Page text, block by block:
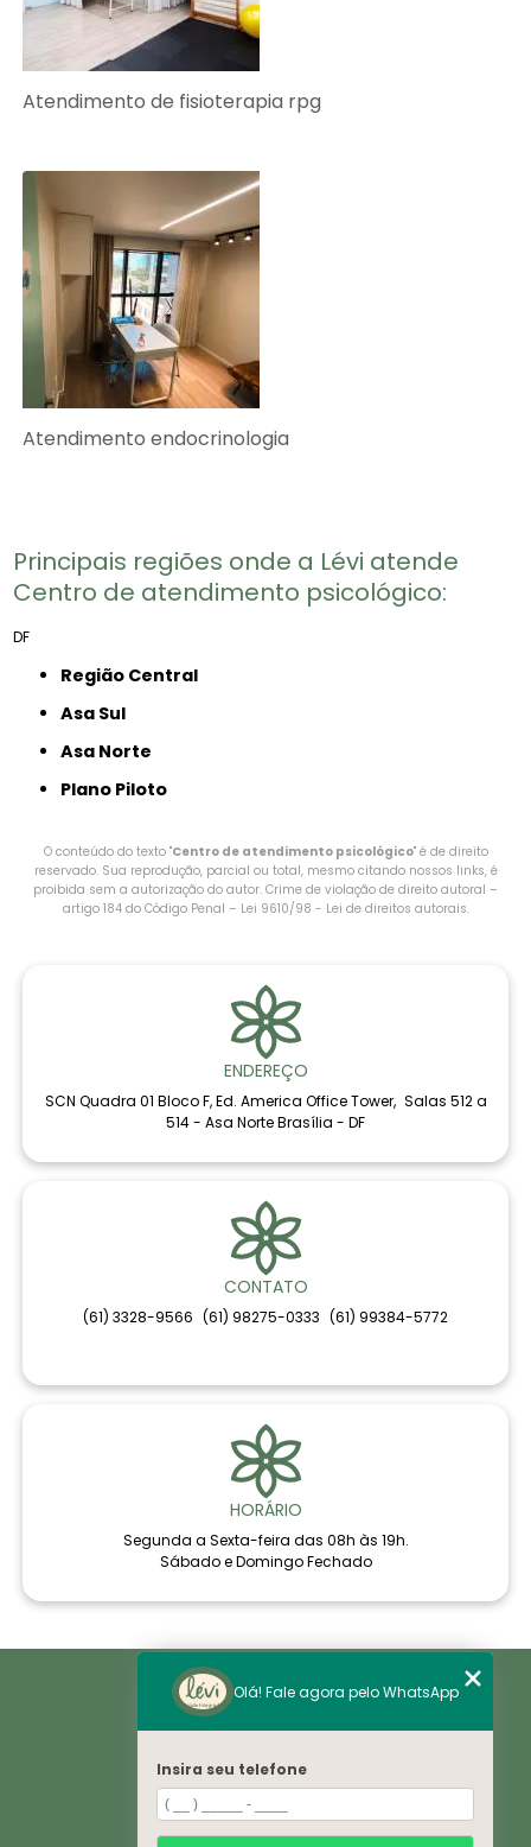
Atendimento de fisioterapia rpg
Atendimento endocrinologia
Principais regiões onde a Lévi atende
Centro de atendimento psicológico​:
DF
Região Central
Asa Sul
Asa Norte
Plano Piloto
O conteúdo do texto "Centro de atendimento psicológico​" é de direito
reservado. Sua reprodução, parcial ou total, mesmo citando nossos links, é
proibida sem a autorização do autor. Crime de violação de direito autoral –
artigo 184 do Código Penal – Lei 9610/98 - Lei de direitos autorais.
ENDEREÇO
SCN Quadra 01 Bloco F, Ed. America Office Tower, Salas 512 a
514 - Asa Norte Brasília - DF
CONTATO
(61) 3328-9566 (61) 98275-0333 (61) 99384-5772
HORÁRIO
Segunda a Sexta-feira das 08h às 19h.
Sábado e Domingo Fechado
Áreas de Saúde
Histórico
VE
Espaço
Convênios
Olá! Fale agora pelo WhatsApp
Insira seu telefone